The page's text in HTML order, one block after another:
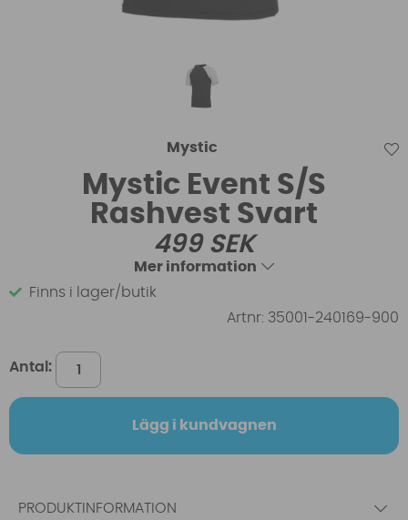
Mystic
Mystic Event S/S
Rashvest Svart
499SEK
Mer information
Finns i lager/butik
Artnr: 35001-240169-900
Antal:
Lägg i kundvagnen
PRODUKTINFORMATION